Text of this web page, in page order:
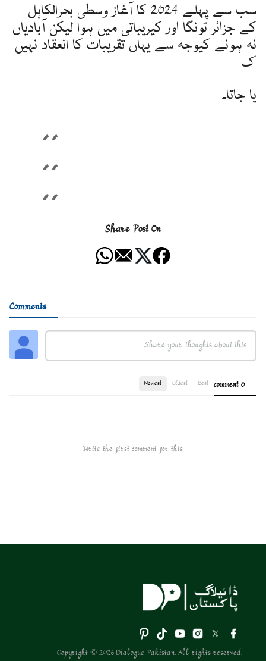
سب سے پہلے 2024 کا آغاز وسطی بحرالکاہل
کے جزائر ٹونگا اور کیریباتی میں ہوا لیکن آبادیاں
نہ ہونے کیوجہ سے یہاں تقریبات کا انعقاد نہیں
ک
یا جاتا۔
Share Post On
Comments
0 comment
Best
Oldest
Newest
Write the first comment for this!
Copyright © 2026 Dialogue Pakistan. All rights reserved.